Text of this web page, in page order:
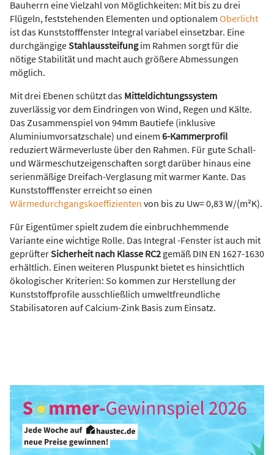
Bauherrn eine Vielzahl von Möglichkeiten: Mit bis zu drei
Flügeln, feststehenden Elementen und optionalem Oberlicht
ist das Kunststofffenster Integral variabel einsetzbar. Eine
durchgängigeStahlaussteifungim Rahmen sorgt für die
nötige Stabilität und macht auch größere Abmessungen
möglich.
Mit drei Ebenen schützt das Mitteldichtungssystem
zuverlässig vor dem Eindringen von Wind, Regen und Kälte.
Das Zusammenspiel von 94mm Bautiefe (inklusive
Aluminiumvorsatzschale) und einem 6-Kammerprofil
reduziert Wärmeverluste über den Rahmen. Für gute Schall-
und Wärmeschutzeigenschaften sorgt darüber hinaus eine
serienmäßige Dreifach-Verglasung mit warmer Kante. Das
Kunststofffenster erreicht so einen
Wärmedurchgangskoeffizienten von bis zu Uw= 0,83 W/(m²K).
Für Eigentümer spielt zudem die einbruchhemmende
Variante eine wichtige Rolle. Das Integral -Fenster ist auch mit
geprüfterSicherheit nach Klasse RC2 gemäß DIN EN 1627-1630
erhältlich. Einen weiteren Pluspunkt bietet es hinsichtlich
ökologischer Kriterien: So kommen zur Herstellung der
Kunststoffprofile ausschließlich umweltfreundliche
Stabilisatoren auf Calcium-Zink Basis zum Einsatz.